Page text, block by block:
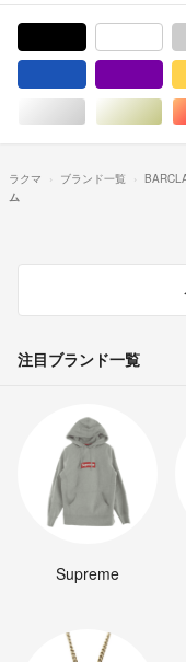
シルバー/銀色
ラクマ ブランド一覧
ム
注目ブランド一覧
Supreme